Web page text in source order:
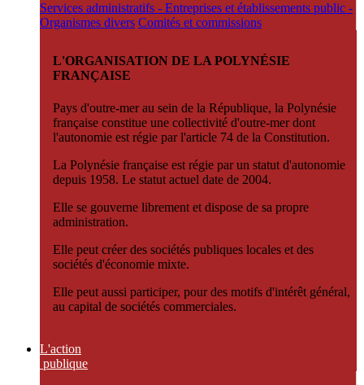
Services administratifs - Entreprises et établissements public -
Organismes divers Comités et commissions
L'ORGANISATION DE LA POLYNÉSIE
FRANÇAISE
Pays d'outre-mer au sein de la République, la Polynésie
française constitue une collectivité d'outre-mer dont
l'autonomie est régie par l'article 74 de la Constitution.
La Polynésie française est régie par un statut d'autonomie
depuis 1958. Le statut actuel date de 2004.
Elle se gouverne librement et dispose de sa propre
administration.
Elle peut créer des sociétés publiques locales et des
sociétés d'économie mixte.
Elle peut aussi participer, pour des motifs d'intérêt général,
au capital de sociétés commerciales.
L'action
publique